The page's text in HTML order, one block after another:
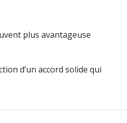
plus avantageuse
d’un accord solide qui